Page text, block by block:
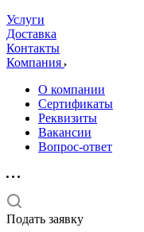
Услуги
Доставка
Контакты
Компания
О компании
Сертификаты
Реквизиты
Вакансии
Вопрос-ответ
Подать заявку